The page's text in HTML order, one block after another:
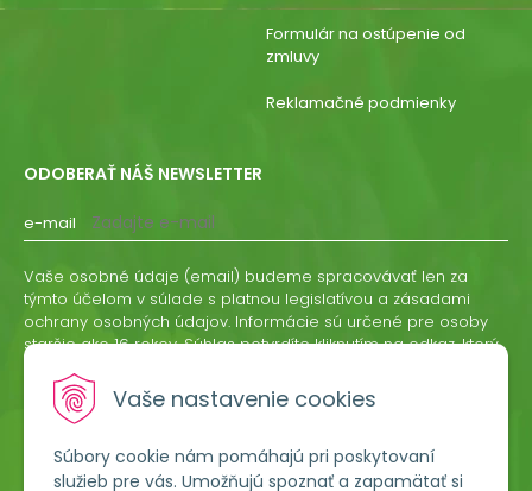
Vaše nastavenie cookies
Súbory cookie nám pomáhajú pri poskytovaní
služieb pre vás. Umožňujú spoznať a zapamätať si
Formulár na ostúpenie od
zmluvy
Reklamačné podmienky
ODOBERAŤ NÁŠ NEWSLETTER
e-mail
ODOBERAŤ
Vaše osobné údaje (email) budeme spracovávať len za
týmto účelom v súlade s platnou legislatívou a zásadami
ochrany osobných údajov. Informácie sú určené pre osoby
staršie ako 16 rokov. Súhlas potvrdíte kliknutím na odkaz, ktorý
odvolať písomne, emailom alebo kliknutím na odkaz z
ktoréhokoľvek informačného emailu.